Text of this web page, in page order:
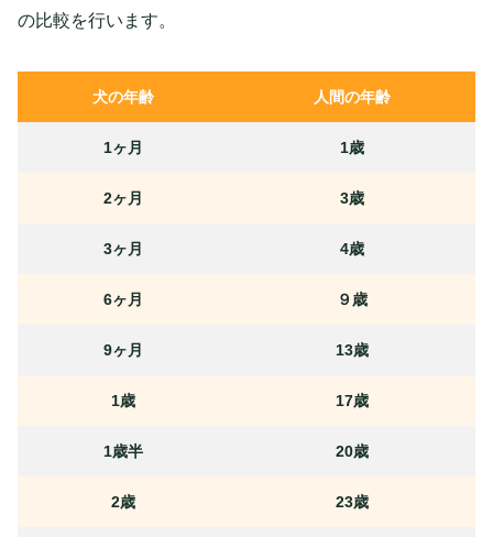
の比較を行います。
犬の年齢 人間の年齢
1ヶ月 1歳
2ヶ月 3歳
3ヶ月 4歳
6ヶ月 ９歳
9ヶ月 13歳
1歳 17歳
1歳半 20歳
2歳 23歳